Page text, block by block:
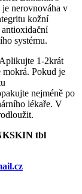
nerovnováha v
kožní
systému.
1-2krát
mokrá. Pokud je
nejméně po
lékaře. V
tbl